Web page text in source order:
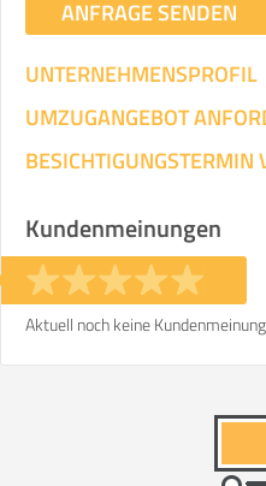
ANFRAGE SENDEN
UNTERNEHMENSPROFIL
UMZUGANGEBOT
BESICHTIGUNGSTERMIN
Kundenmeinungen
Aktuell noch keine